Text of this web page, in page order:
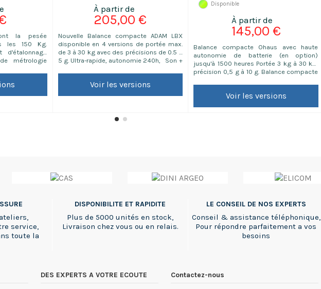
la pesée
les 150 Kg.
métrologie
en matière de
205,00 €
Nouvelle Balance compacte ADAM LBX
disponible en 4 versions de portée max.
de 3 à 30 kg avec des précisions de 0.5 à
5 g. Ultra-rapide, autonomie 240h, Son +
rechargeable partout) Norme NSF
Voir les versions
Disponible
145,00 €
Balance compacte Ohaus avec haute
autonomie de batterie (en option)
jusqu'à 1500 heures Portée 3 kg à 30 kg,
précision 0,5 g à 10 g. Balance compacte
Voir les versions
service,
toute la
DISPONIBILITE ET RAPIDITE
Plus de 5000 unités en stock,
Livraison chez vous ou en relais.
LE CONSEIL DE NOS EXPERTS
Conseil & assistance téléphonique,
Pour répondre parfaitement a vos
besoins
DES EXPERTS A VOTRE ECOUTE Contactez-nous